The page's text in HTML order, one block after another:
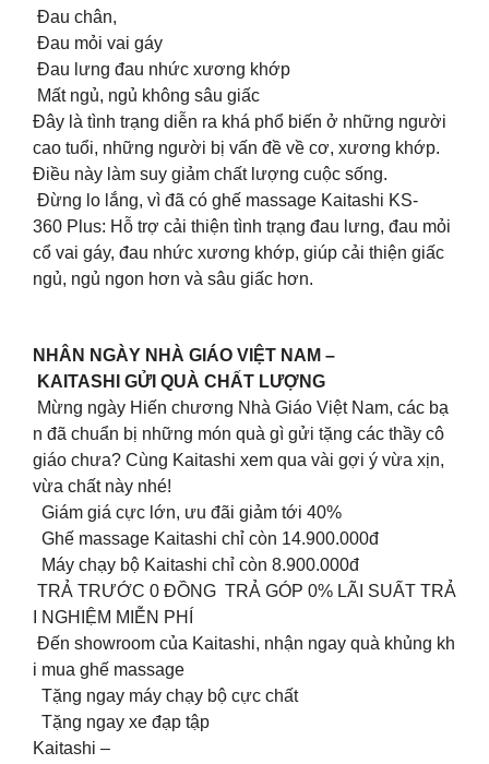
Đau chân,
Đau mỏi vai gáy
Đau lưng đau nhức xương khớp
Mất ngủ, ngủ không sâu giấc
Đây là tình trạng diễn ra khá phổ biến ở những người
cao tuổi, những người bị vấn đề về cơ, xương khớp.
Điều này làm suy giảm chất lượng cuộc sống.
Đừng lo lắng, vì đã có ghế massage Kaitashi KS-
360 Plus: Hỗ trợ cải thiện tình trạng đau lưng, đau mỏi
cổ vai gáy, đau nhức xương khớp, giúp cải thiện giấc
ngủ, ngủ ngon hơn và sâu giấc hơn.
NHÂN NGÀY NHÀ GIÁO VIỆT NAM –
KAITASHI GỬI QUÀ CHẤT LƯỢNG
Mừng ngày Hiến chương Nhà Giáo Việt Nam, các bạ
n đã chuẩn bị những món quà gì gửi tặng các thầy cô
giáo chưa? Cùng Kaitashi xem qua vài gợi ý vừa xịn,
vừa chất này nhé!
Giám giá cực lớn, ưu đãi giảm tới 40%
Ghế massage Kaitashi chỉ còn 14.900.000đ
Máy chạy bộ Kaitashi chỉ còn 8.900.000đ
TRẢ TRƯỚC 0 ĐỒNG TRẢ GÓP 0% LÃI SUẤT TRẢ
I NGHIỆM MIỄN PHÍ
Đến showroom của Kaitashi, nhận ngay quà khủng kh
i mua ghế massage
Tặng ngay máy chạy bộ cực chất
Tặng ngay xe đạp tập
Kaitashi –